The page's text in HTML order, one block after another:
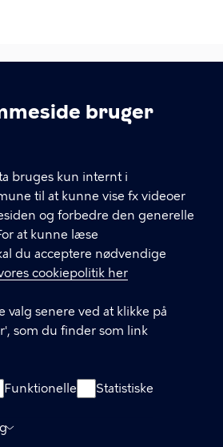
bruger
bruges kun internt i
til at kunne vise fx videoer
og forbedre den generelle
at kunne læse
du acceptere nødvendige
cookiepolitik her
senere ved at klikke på
som du finder som link
Funktionelle Statistiske
Kommune
her